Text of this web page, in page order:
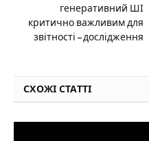
генеративний ШІ
критично важливим для
звітності – дослідження
СХОЖІ СТАТТІ